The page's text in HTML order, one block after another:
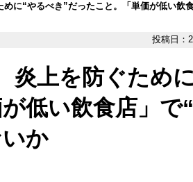
に“やるべき”だったこと。「単価が低い飲
投稿日：
炎上を防ぐため
低い飲食店」で
か